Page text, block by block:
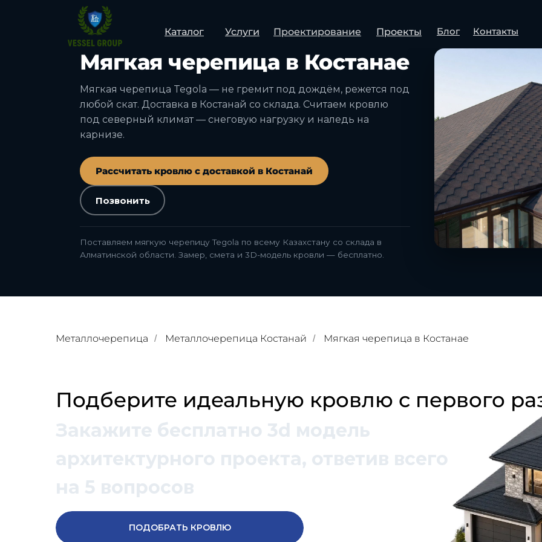
Каталог Услуги Проектирование Проекты Блог Контакты
КОСТАНАЙ · КОСТАНАЙСКАЯ ОБЛАСТЬ · ДОСТАВКА СО СКЛАДА
Мягкая черепица в Костанае
Мягкая черепица Tegola — не гремит под дождём, режется под
любой скат. Доставка в Костанай со склада. Считаем кровлю
под северный климат — снеговую нагрузку и наледь на
карнизе.
Рассчитать кровлю с доставкой в Костанай
Позвонить
Поставляем мягкую черепицу Tegola по всему Казахстану со склада в
Алматинской области. Замер, смета и 3D-модель кровли — бесплатно.
Металлочерепица / Металлочерепица Костанай / Мягкая черепица в Костанае
ПОДОБРАТЬ КРОВЛЮ
Подберите идеальную кровлю с первого
Закажите бесплатно 3d модель
архитектурного проекта, ответив всего
на 5 вопросов